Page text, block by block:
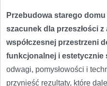
Przebudowa starego
szacunek dla przeszłości
współczesnej przestrzeni
funkcjonalnej i estetycznie
odwagi, pomysłowości i
przynieść rezultaty, które